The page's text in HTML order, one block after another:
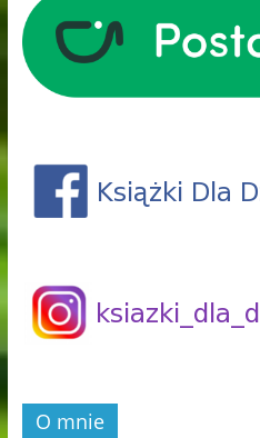
O mnie